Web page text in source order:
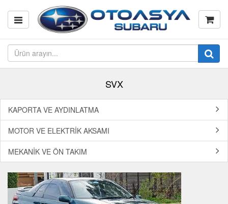
SVX
KAPORTA VE AYDINLATMA
MOTOR VE ELEKTRİK AKSAMI
MEKANİK VE ÖN TAKIM